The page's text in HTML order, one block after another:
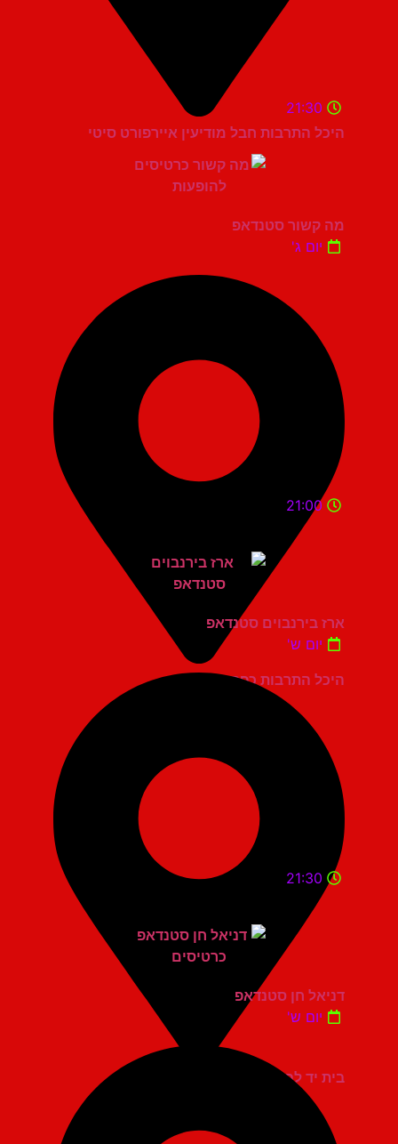
היכל התרבות חבל מודיעין איירפורט סיטי
21:30
מה קשור סטנדאפ
יום ג'
היכל התרבות כפר סבא
21:00
ארז בירנבוים סטנדאפ
יום ש'
בית יד לבנים אשדוד
21:30
דניאל חן סטנדאפ
יום ש'